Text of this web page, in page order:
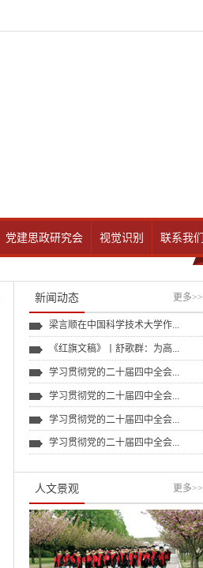
党建思政研究会 视觉识别 联系我们
新闻动态 更多>>
梁言顺在中国科学技术大学作...
《红旗文稿》丨舒歌群：为高...
学习贯彻党的二十届四中全会...
学习贯彻党的二十届四中全会...
学习贯彻党的二十届四中全会...
学习贯彻党的二十届四中全会...
人文景观 更多>>